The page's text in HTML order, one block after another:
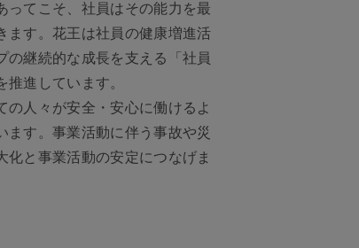
ってこそ、社員はその能力を最
ます。花王は社員の健康増進活
の継続的な成長を支える「社員
進しています。
人々が安全・安心に働けるよ
ます。事業活動に伴う事故や災
と事業活動の安定につなげま